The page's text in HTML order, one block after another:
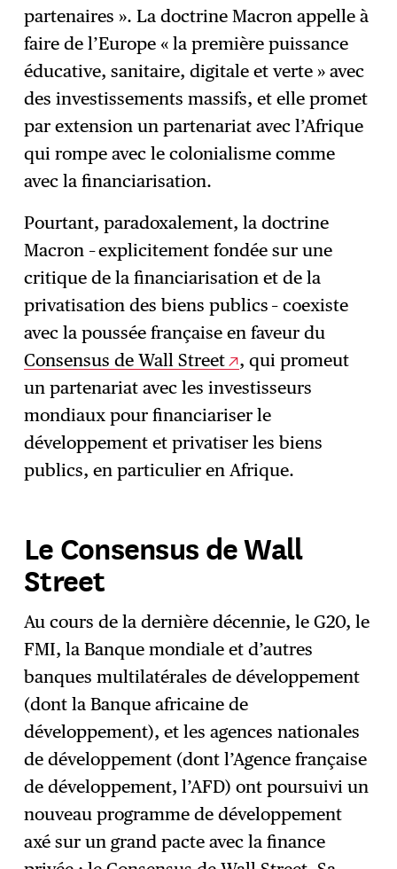
partenaires ». La doctrine Macron appelle à
faire de l’Europe « la première puissance
éducative, sanitaire, digitale et verte » avec
des investissements massifs, et elle promet
par extension un partenariat avec l’Afrique
qui rompe avec le colonialisme comme
avec la financiarisation.
Pourtant, paradoxalement, la doctrine
Macron – explicitement fondée sur une
critique de la financiarisation et de la
privatisation des biens publics – coexiste
avec la poussée française en faveur du
Consensus de Wall Street
, qui promeut
un partenariat avec les investisseurs
mondiaux pour financiariser le
développement et privatiser les biens
publics, en particulier en Afrique.
Le Consensus de Wall
Street
Au cours de la dernière décennie, le G20, le
FMI, la Banque mondiale et d’autres
banques multilatérales de développement
(dont la Banque africaine de
développement), et les agences nationales
de développement (dont l’Agence française
de développement, l’AFD) ont poursuivi un
nouveau programme de développement
axé sur un grand pacte avec la finance